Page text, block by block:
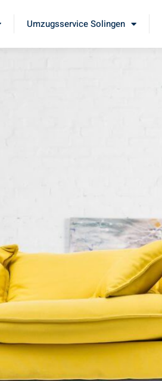
Umzugsservice Solingen